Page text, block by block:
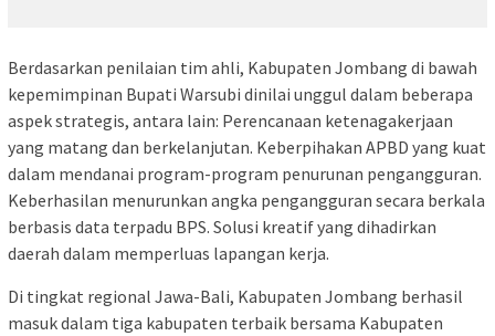
Berdasarkan penilaian tim ahli, Kabupaten Jombang di bawah
kepemimpinan Bupati Warsubi dinilai unggul dalam beberapa
aspek strategis, antara lain: Perencanaan ketenagakerjaan
yang matang dan berkelanjutan. Keberpihakan APBD yang kuat
dalam mendanai program-program penurunan pengangguran.
Keberhasilan menurunkan angka pengangguran secara berkala
berbasis data terpadu BPS. Solusi kreatif yang dihadirkan
daerah dalam memperluas lapangan kerja.
Di tingkat regional Jawa-Bali, Kabupaten Jombang berhasil
masuk dalam tiga kabupaten terbaik bersama Kabupaten